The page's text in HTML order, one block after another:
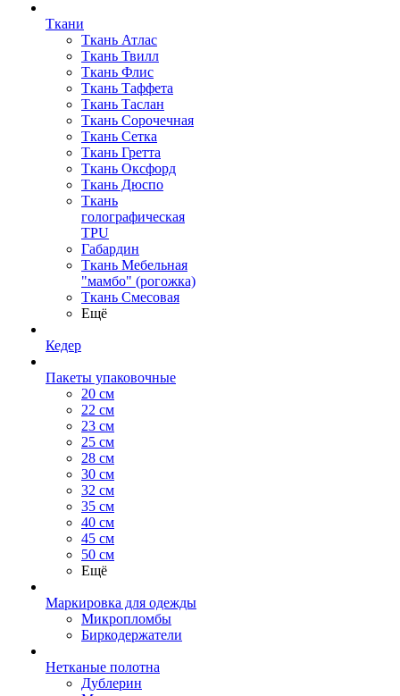
Ткани
Ткань Атлас
Ткань Твилл
Ткань Флис
Ткань Таффета
Ткань Таслан
Ткань Сорочечная
Ткань Сетка
Ткань Гретта
Ткань Оксфорд
Ткань Дюспо
Ткань
голографическая
TPU
Габардин
Ткань Мебельная
"мамбо" (рогожка)
Ткань Смесовая
Ещё
Кедер
Пакеты упаковочные
20 см
22 см
23 см
25 см
28 см
30 см
32 см
35 см
40 см
45 см
50 см
Ещё
Маркировка для одежды
Микропломбы
Биркодержатели
Нетканые полотна
Дублерин